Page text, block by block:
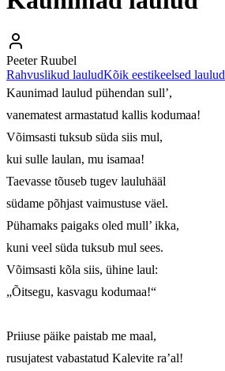
Peeter Ruubel
Rahvuslikud lauludKõik eestikeelsed laulud
Kaunimad laulud pühendan sull’,
vanematest armastatud kallis kodumaa!
Võimsasti tuksub süda siis mul,
kui sulle laulan, mu isamaa!
Taevasse tõuseb tugev lauluhääl
südame põhjast vaimustuse väel.
Pühamaks paigaks oled mull’ ikka,
kuni veel süda tuksub mul sees.
Võimsasti kõla siis, ühine laul:
„Õitsegu, kasvagu kodumaa!“
Priiuse päike paistab me maal,
rusujatest vabastatud Kalevite ra’al!